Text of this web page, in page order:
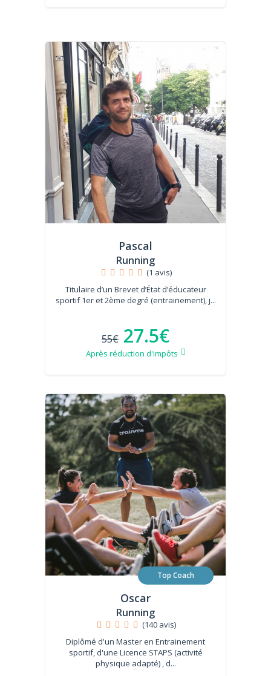
Pascal
Running
(1 avis)
Titulaire d’un Brevet d’État d’éducateur
sportif 1er et 2ème degré (entrainement), j...
55€ 27.5€
Après réduction d'impôts
Top Coach
Oscar
Running
(140 avis)
Diplômé d'un Master en Entrainement
sportif, d'une Licence STAPS (activité
physique adapté) , d...